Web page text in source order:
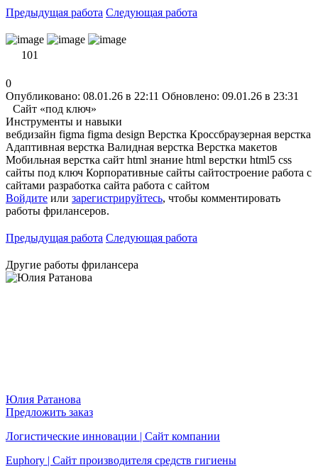
Предыдущая работа Следующая работа
101
0
Опубликовано: 08.01.26 в 22:11 Обновлено: 09.01.26 в 23:31
Сайт «под ключ»
Инструменты и навыки
вебдизайн figma figma design Верстка Кроссбраузерная верстка
Адаптивная верстка Валидная верстка Верстка макетов
Мобильная верстка сайт html знание html верстки html5 css
сайты под ключ Корпоративные сайты сайтостроение работа с
сайтами разработка сайта работа с сайтом
Войдите или зарегистрируйтесь, чтобы комментировать
работы фрилансеров.
Предыдущая работа Следующая работа
Другие работы фрилансера
Юлия Ратанова
Предложить заказ
Логистические инновации | Сайт компании
Еuphory | Сайт производителя средств гигиены